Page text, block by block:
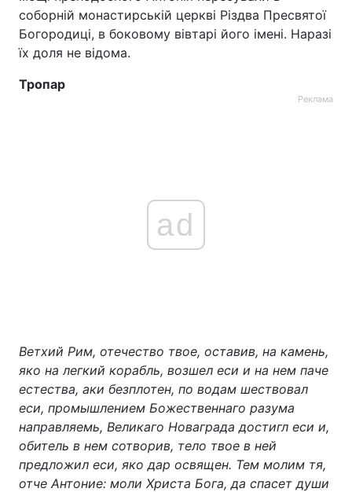
соборній монастирській церкві Різдва Пресвятої
Богородиці, в боковому вівтарі його імені. Наразі
їх доля не відома.
Тропар
Реклама
ad
Ветхий Рим, отечество твое, оставив, на камень,
яко на легкий корабль, возшел еси и на нем паче
естества, аки безплотен, по водам шествовал
еси, промышлением Божественнаго разума
направляемь, Великаго Новаграда достигл еси и,
обитель в нем сотворив, тело твое в ней
предложил еси, яко дар освящен. Тем молим тя,
отче Антоние: моли Христа Бога, да спасет души